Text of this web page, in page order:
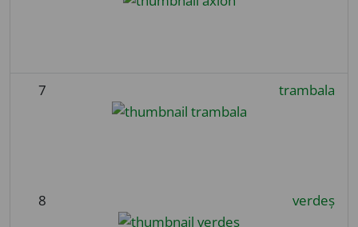
7 trambala
8 verdeș